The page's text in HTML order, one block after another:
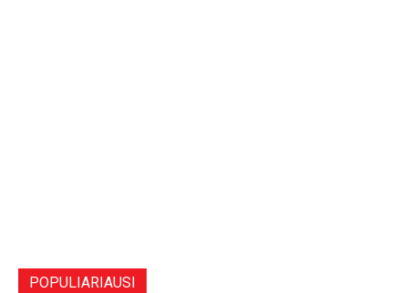
POPULIARIAUSI